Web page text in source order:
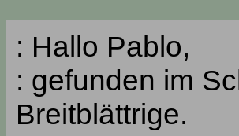
: Hallo Pablo,
: gefunden im
Breitblättrige.